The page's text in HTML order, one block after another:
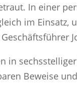
In einer
im
in
Beweise